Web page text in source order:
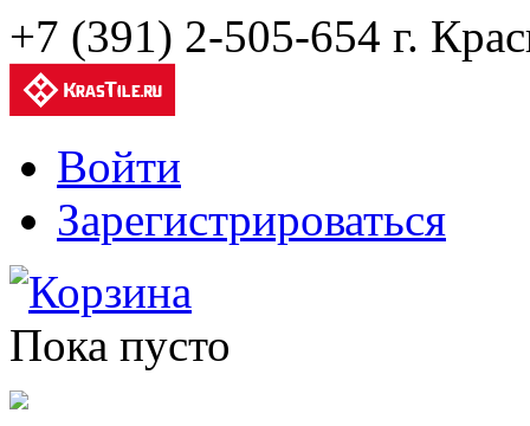
+7 (391) 2-505-654 г.
Войти
Зарегистрироваться
Корзина
Пока пусто